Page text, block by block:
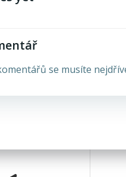
se musíte